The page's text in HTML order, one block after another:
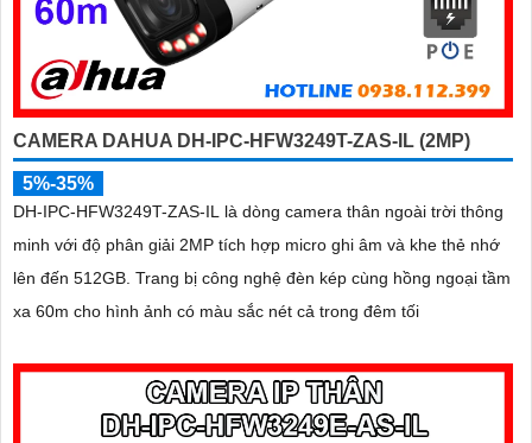
CAMERA DAHUA DH-IPC-HFW3249T-ZAS-IL (2MP)
5%-35%
DH-IPC-HFW3249T-ZAS-IL là dòng camera thân ngoài trời thông
minh với độ phân giải 2MP tích hợp micro ghi âm và khe thẻ nhớ
lên đến 512GB. Trang bị công nghệ đèn kép cùng hồng ngoại tầm
xa 60m cho hình ảnh có màu sắc nét cả trong đêm tối